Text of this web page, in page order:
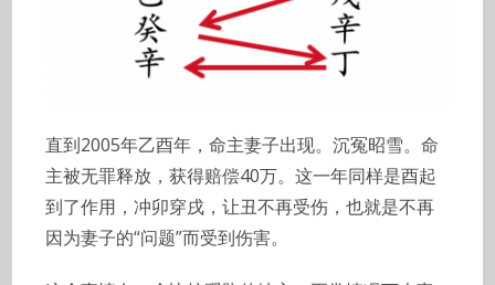
直到2005年乙酉年，命主妻子出现。沉冤昭雪。命
主被无罪释放，获得赔偿40万。这一年同样是酉起
到了作用，冲卯穿戌，让丑不再受伤，也就是不再
因为妻子的“问题”而受到伤害。